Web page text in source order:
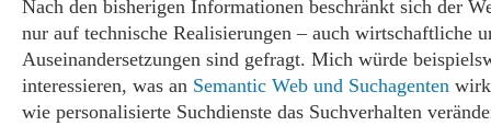
Nach den bisherigen Informationen beschränkt sich der
nur auf technische Realisierungen – auch wirtschaftliche
Auseinandersetzungen sind gefragt. Mich würde
interessieren, was an Semantic Web und Suchagenten
wie personalisierte Suchdienste das Suchverhalten